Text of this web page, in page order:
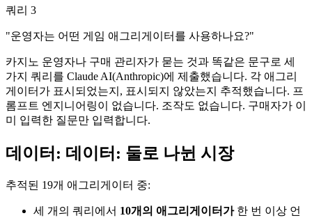
쿼리 3
"운영자는 어떤 게임 애그리게이터를 사용하나요?"
카지노 운영자나 구매 관리자가 묻는 것과 똑같은 문구로 세
가지 쿼리를 Claude AI(Anthropic)에 제출했습니다. 각 애그리
게이터가 표시되었는지, 표시되지 않았는지 추적했습니다. 프
롬프트 엔지니어링이 없습니다. 조작도 없습니다. 구매자가 이
미 입력한 질문만 입력합니다.
데이터: 데이터: 둘로 나뉜 시장
추적된 19개 애그리게이터 중:
세 개의 쿼리에서 10개의 애그리게이터가한 번 이상 언